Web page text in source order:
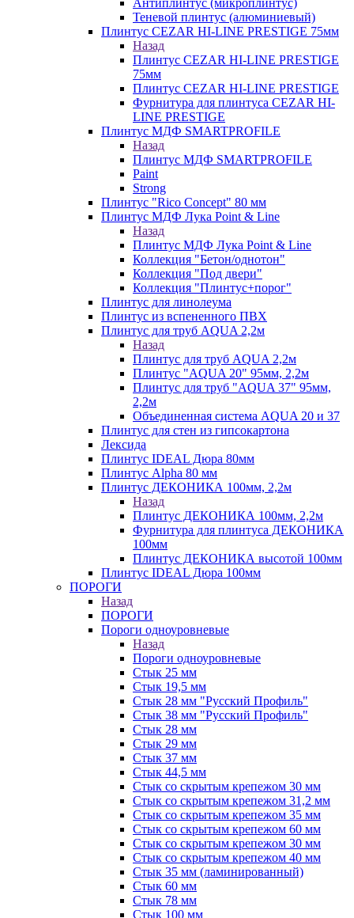
Антиплинтус (микроплинтус)
Теневой плинтус (алюминиевый)
Плинтус CEZAR HI-LINE PRESTIGE 75мм
Назад
Плинтус CEZAR HI-LINE PRESTIGE
75мм
Плинтус CEZAR HI-LINE PRESTIGE
Фурнитура для плинтуса CEZAR HI-
LINE PRESTIGE
Плинтус МДФ SMARTPROFILE
Назад
Плинтус МДФ SMARTPROFILE
Paint
Strong
Плинтус "Rico Concept" 80 мм
Плинтус МДФ Лука Point & Line
Назад
Плинтус МДФ Лука Point & Line
Коллекция "Бетон/однотон"
Коллекция "Под двери"
Коллекция "Плинтус+порог"
Плинтус для линолеума
Плинтус из вспененного ПВХ
Плинтус для труб AQUA 2,2м
Назад
Плинтус для труб AQUA 2,2м
Плинтус "AQUA 20" 95мм, 2,2м
Плинтус для труб "AQUA 37" 95мм,
2,2м
Объединенная система AQUA 20 и 37
Плинтус для стен из гипсокартона
Лексида
Плинтус IDEAL Дюра 80мм
Плинтус Alpha 80 мм
Плинтус ДЕКОНИКА 100мм, 2,2м
Назад
Плинтус ДЕКОНИКА 100мм, 2,2м
Фурнитура для плинтуса ДЕКОНИКА
100мм
Плинтус ДЕКОНИКА высотой 100мм
Плинтус IDEAL Дюра 100мм
ПОРОГИ
Назад
ПОРОГИ
Пороги одноуровневые
Назад
Пороги одноуровневые
Стык 25 мм
Стык 19,5 мм
Стык 28 мм "Русский Профиль"
Стык 38 мм "Русский Профиль"
Стык 28 мм
Стык 29 мм
Стык 37 мм
Стык 44,5 мм
Стык со скрытым крепежом 30 мм
Стык со скрытым крепежом 31,2 мм
Стык со скрытым крепежом 35 мм
Стык со скрытым крепежом 60 мм
Стык со скрытым крепежом 30 мм
Стык со скрытым крепежом 40 мм
Стык 35 мм (ламинированный)
Стык 60 мм
Стык 78 мм
Стык 100 мм